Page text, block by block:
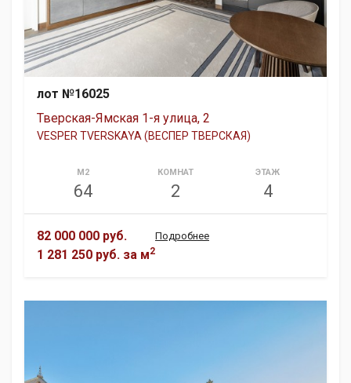
лот №16025
Тверская-Ямская 1-я улица, 2
VESPER TVERSKAYA (ВЕСПЕР ТВЕРСКАЯ)
М2
64
КОМНАТ
2
ЭТАЖ
4
82 000 000 руб.
1 281 250 руб. за м2
Подробнее